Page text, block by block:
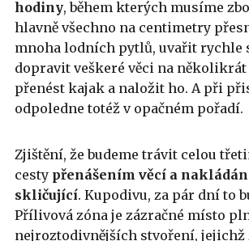
hodiny, během kterých musíme
hlavně všechno na centimetry
mnoha lodních pytlů, uvařit rychle
dopravit veškeré věci na
přenést kajak a naložit ho. A při
odpoledne totéž v opačném pořadí.
Zjištění, že budeme trávit celou
cesty přenášením věcí a
skličující. Kupodivu, za pár dní to
Přílivová zóna je zázračné místo
nejroztodivnějších stvoření, jejichž